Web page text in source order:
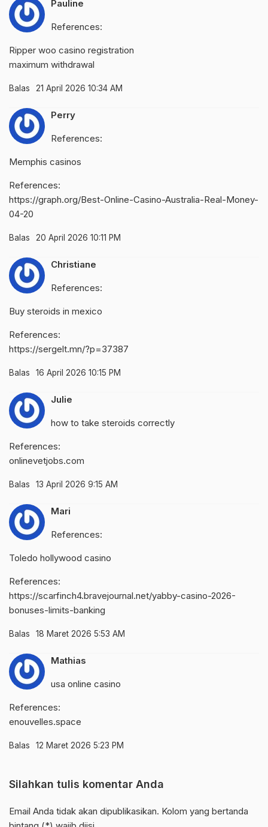
Pauline
References:
Ripper woo casino registration
maximum withdrawal
Balas 21 April 2026 10:34 AM
Perry
References:
Memphis casinos
References:
https://graph.org/Best-Online-Casino-Australia-Real-Money-
04-20
Balas 20 April 2026 10:11 PM
Christiane
References:
Buy steroids in mexico
References:
https://sergelt.mn/?p=37387
Balas 16 April 2026 10:15 PM
Julie
how to take steroids correctly
References:
onlinevetjobs.com
Balas 13 April 2026 9:15 AM
Mari
References:
Toledo hollywood casino
References:
https://scarfinch4.bravejournal.net/yabby-casino-2026-
bonuses-limits-banking
Balas 18 Maret 2026 5:53 AM
Mathias
usa online casino
References:
enouvelles.space
Balas 12 Maret 2026 5:23 PM
Silahkan tulis komentar Anda
Email Anda tidak akan dipublikasikan. Kolom yang bertanda